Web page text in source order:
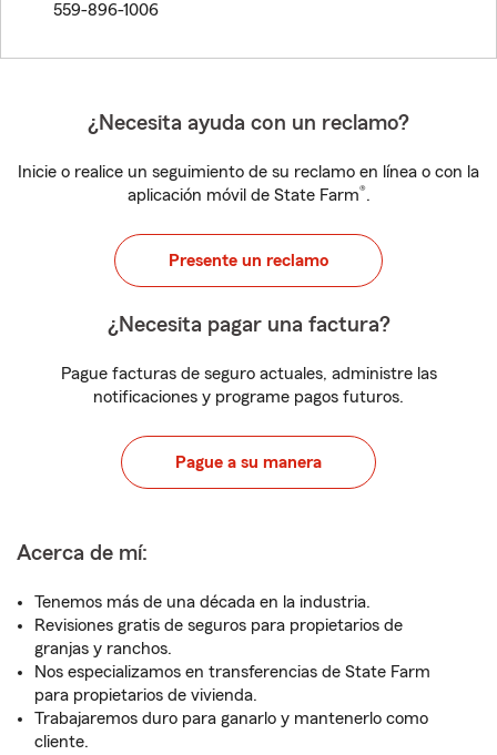
559-896-1006
¿Necesita ayuda con un reclamo?
Inicie o realice un seguimiento de su reclamo en línea o con la
aplicación móvil de State Farm®.
Presente un reclamo
¿Necesita pagar una factura?
Pague facturas de seguro actuales, administre las
notificaciones y programe pagos futuros.
Pague a su manera
Acerca de mí:
Tenemos más de una década en la industria.
Revisiones gratis de seguros para propietarios de
granjas y ranchos.
Nos especializamos en transferencias de State Farm
para propietarios de vivienda.
Trabajaremos duro para ganarlo y mantenerlo como
cliente.